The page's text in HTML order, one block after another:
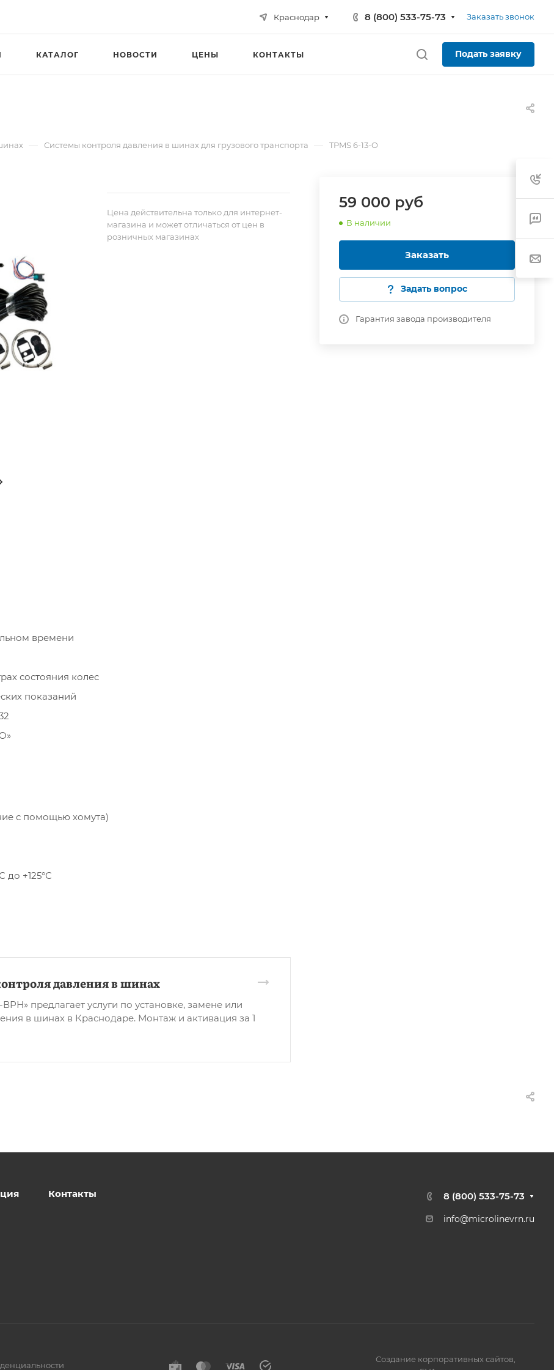
Краснодар 8 (800) 533-75-73 Заказать звонок
КАТАЛОГ НОВОСТИ ЦЕНЫ КОНТАКТЫ Подать заявку
— Системы контроля давления в шинах для грузового транспорта — TPMS 6-13-O
59 000 руб
В наличии
Заказать
Задать вопрос
Гарантия завода производителя
Цена действительна только для интернет-
магазина и может отличаться от цен в
розничных магазинах
времени
состояния колес
показаний
с помощью хомута)
до +125°С
давления в шинах
предлагает услуги по установке, замене или
в шинах в Краснодаре. Монтаж и активация за 1
Контакты 8 (800) 533-75-73
info@microlinevrn.ru
Создание корпоративных сайтов